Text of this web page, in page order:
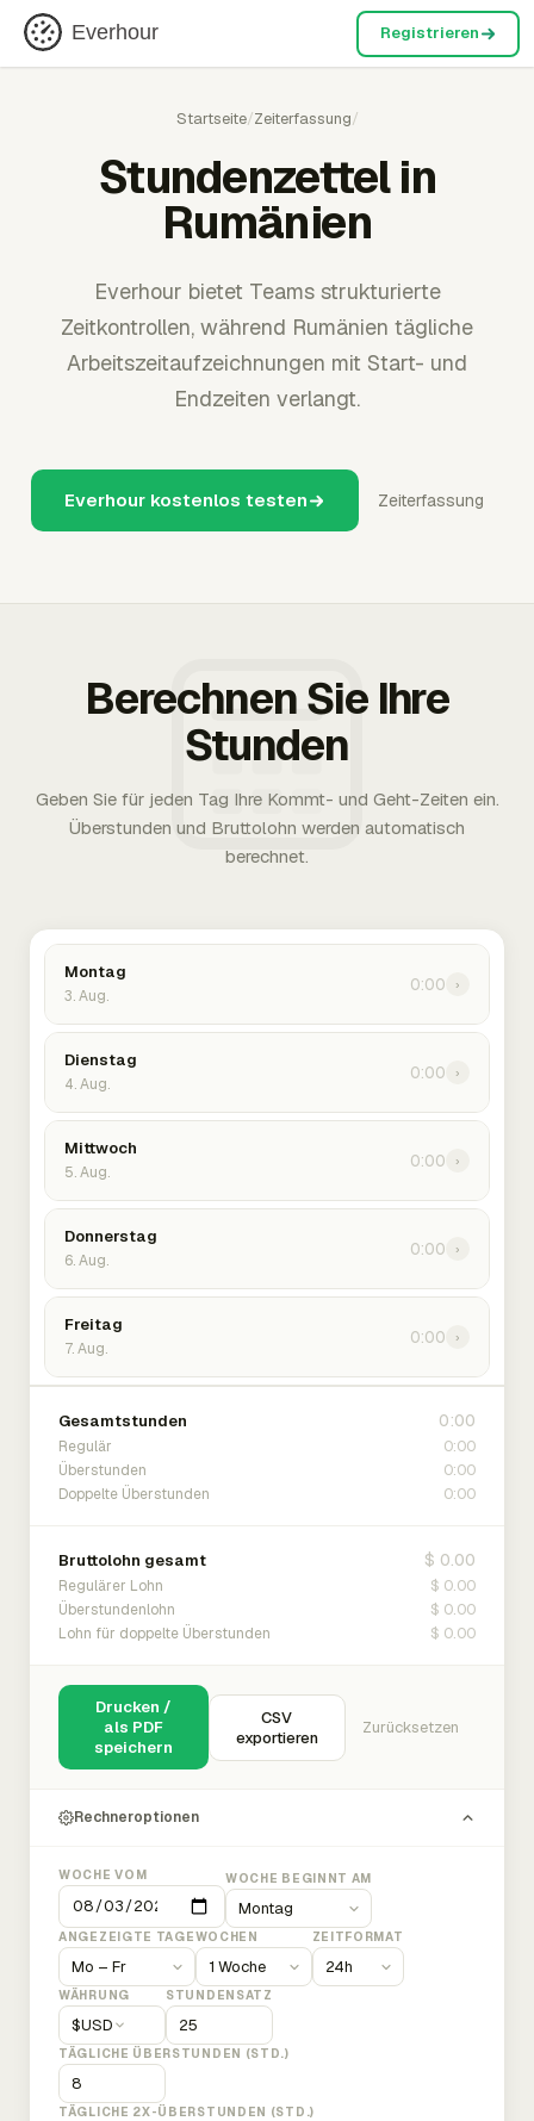
Everhour Registrieren
Startseite/Zeiterfassung/
Stundenzettel in
Rumänien
Everhour bietet Teams strukturierte
Zeitkontrollen, während Rumänien tägliche
Arbeitszeitaufzeichnungen mit Start- und
Endzeiten verlangt.
Everhour kostenlos testen Zeiterfassung
Berechnen Sie Ihre
Stunden
Geben Sie für jeden Tag Ihre Kommt- und Geht-Zeiten ein.
Überstunden und Bruttolohn werden automatisch
berechnet.
Montag
3. Aug.
0:00 ›
Dienstag
4. Aug.
0:00 ›
Mittwoch
5. Aug.
0:00 ›
Donnerstag
6. Aug.
0:00 ›
Freitag
7. Aug.
0:00 ›
Gesamtstunden 0:00
Regulär 0:00
Überstunden 0:00
Doppelte Überstunden 0:00
Bruttolohn gesamt $ 0.00
Regulärer Lohn $ 0.00
Überstundenlohn $ 0.00
Lohn für doppelte Überstunden $ 0.00
Drucken /
als PDF
speichern
CSV
exportieren
Zurücksetzen
Rechneroptionen
WOCHE VOM WOCHE BEGINNT AM
ANGEZEIGTE TAGEWOCHEN ZEITFORMAT
WÄHRUNG
$USD
STUNDENSATZ
TÄGLICHE ÜBERSTUNDEN (STD.)
TÄGLICHE 2X-ÜBERSTUNDEN (STD.)